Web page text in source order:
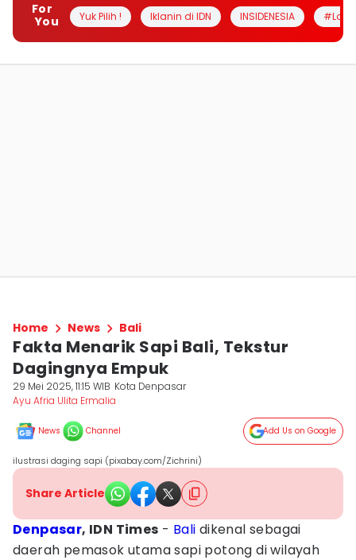
For
You
Yuk Pilih ! Iklanin di IDN INSIDENESIA
Home News Bali
Fakta Menarik Sapi Bali, Tekstur
Dagingnya Empuk
29 Mei 2025, 11:15 WIB Kota Denpasar
Ayu Afria Ulita Ermalia
News Channel Add Us on Google
ilustrasi daging sapi (pixabay.com/Zichrini)
Share Article
Denpasar, IDN Times - Bali dikenal sebagai
daerah pemasok utama sapi potong di wilayah